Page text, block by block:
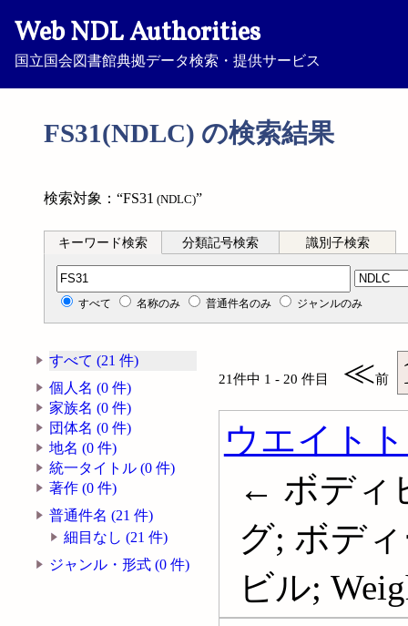
Web NDL Authorities
国立国会図書館典拠データ検索・提供サービス
FS31(NDLC) の検索結果
検索対象：“FS31 (NDLC)”
キーワード検索 分類記号検索 識別子検索
分類記号検索
すべて 名称のみ 普通件名のみ ジャンルのみ
すべて (21 件)
個人名 (0 件)
家族名 (0 件)
団体名 (0 件)
地名 (0 件)
統一タイトル (0 件)
著作 (0 件)
普通件名 (21 件)
細目なし (21 件)
ジャンル・形式 (0 件)
21件中 1 - 20 件目 ≪前
ウエイト
← ボディ
グ; ボデ
ビル;